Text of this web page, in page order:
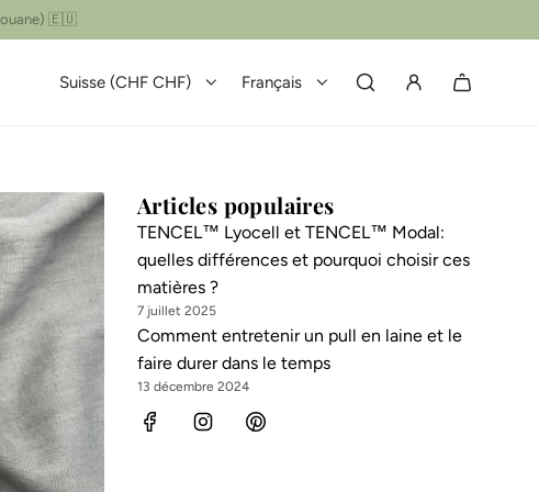
Suisse (CHF CHF) Français
Articles populaires
TENCEL™ Lyocell et TENCEL™ Modal:
quelles différences et pourquoi choisir ces
matières ?
7 juillet 2025
Comment entretenir un pull en laine et le
faire durer dans le temps
13 décembre 2024